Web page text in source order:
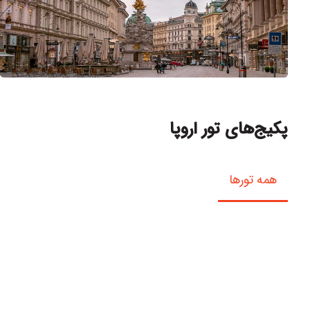
پکیج‌های تور اروپا
همه تورها